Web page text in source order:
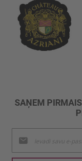
SAŅEM
jaunumu
saņemšanai: